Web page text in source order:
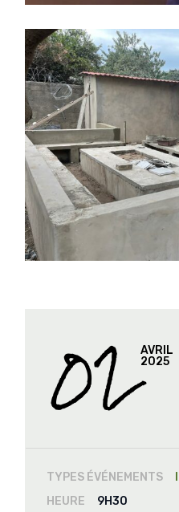
02AVRIL
2025
TYPES ÉVÉNEMENTS
HEURE
9H30